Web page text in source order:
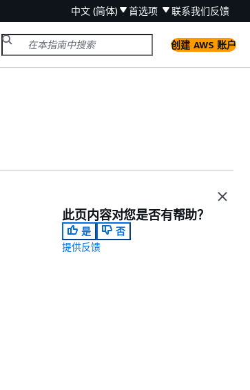
中文 (简体) 首选项 联系我们反馈
创建 AWS 账户
此页内容对您是否有帮助？
是
否
提供反馈